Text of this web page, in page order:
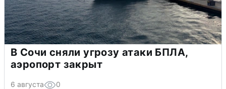
В Сочи сняли угрозу атаки БПЛА,
аэропорт закрыт
6 августа 0